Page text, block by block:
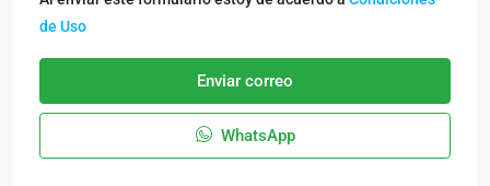
de Uso
Enviar correo
WhatsApp